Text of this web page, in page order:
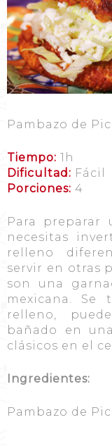
Pambazo de
Tiempo: 1h
Dificultad: Fácil
Porciones: 4
Para preparar
necesitas
relleno
servir en otras
son una
mexicana.
relleno,
bañado en
clásicos en el
Ingredientes:
Pambazo de